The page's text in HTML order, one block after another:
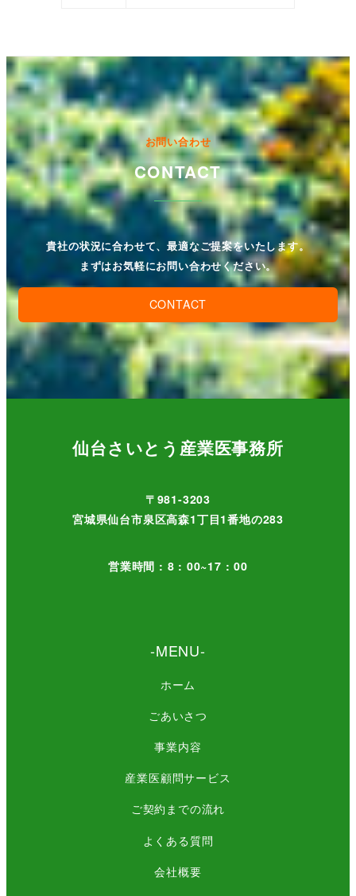
お問い合わせ
CONTACT
貴社の状況に合わせて、最適なご提案をいたします。
まずはお気軽にお問い合わせください。
CONTACT
仙台さいとう産業医事務所
〒981-3203
宮城県仙台市泉区高森1丁目1番地の283
営業時間 : 8 : 00~17 : 00
-MENU-
ホーム
ごあいさつ
事業内容
産業医顧問サービス
ご契約までの流れ
よくある質問
会社概要